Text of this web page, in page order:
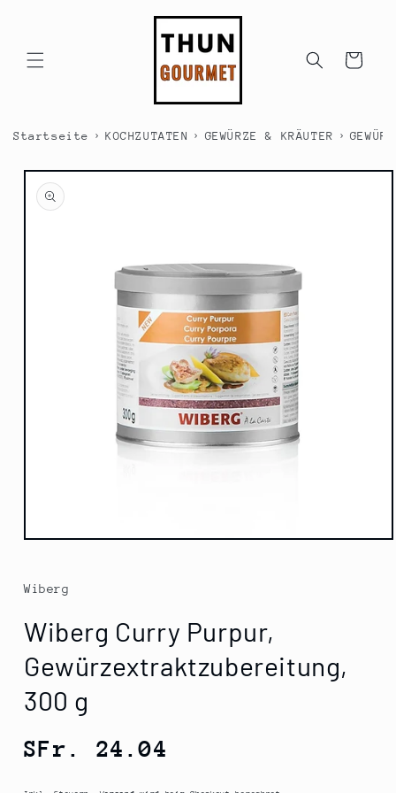
Warenkorb
Startseite › KOCHZUTATEN › GEWÜRZE & KRÄUTER ›
Medien
Modal
öffnen
Wiberg
Wiberg Curry Purpur,
Gewürzextraktzubereitung,
300 g
Normaler
SFr. 24.04